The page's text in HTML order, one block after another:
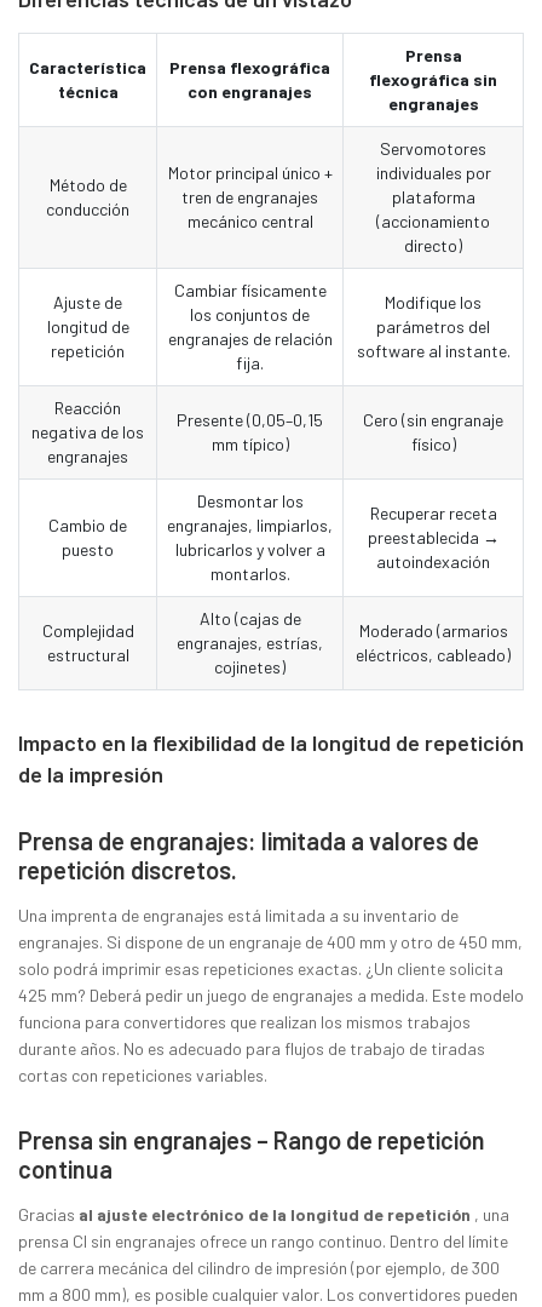
Característica
técnica
Prensa flexográfica
con engranajes
Prensa
flexográfica sin
engranajes
Método de
conducción
Motor principal único +
tren de engranajes
mecánico central
Servomotores
individuales por
plataforma
(accionamiento
directo)
Ajuste de
longitud de
repetición
Cambiar físicamente
los conjuntos de
engranajes de relación
fija.
Modifique los
parámetros del
software al instante.
Reacción
negativa de los
engranajes
Presente (0,05–0,15
mm típico)
Cero (sin engranaje
físico)
Cambio de
puesto
Desmontar los
engranajes, limpiarlos,
lubricarlos y volver a
montarlos.
Recuperar receta
preestablecida →
autoindexación
Complejidad
estructural
Alto (cajas de
engranajes, estrías,
cojinetes)
Moderado (armarios
eléctricos, cableado)
Impacto en la flexibilidad de la longitud de repetición
de la impresión
Prensa de engranajes: limitada a valores de
repetición discretos.
Una imprenta de engranajes está limitada a su inventario de
engranajes. Si dispone de un engranaje de 400 mm y otro de 450 mm,
solo podrá imprimir esas repeticiones exactas. ¿Un cliente solicita
425 mm? Deberá pedir un juego de engranajes a medida. Este modelo
funciona para convertidores que realizan los mismos trabajos
durante años. No es adecuado para flujos de trabajo de tiradas
cortas con repeticiones variables.
Prensa sin engranajes – Rango de repetición
continua
Gracias al ajuste electrónico de la longitud de repetición , una
prensa CI sin engranajes ofrece un rango continuo. Dentro del límite
de carrera mecánica del cilindro de impresión (por ejemplo, de 300
mm a 800 mm), es posible cualquier valor. Los convertidores pueden